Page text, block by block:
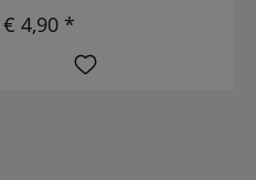
€ 4,90 *